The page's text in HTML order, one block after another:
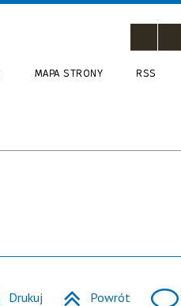
MAPA STRONY RSS
Drukuj Powrót